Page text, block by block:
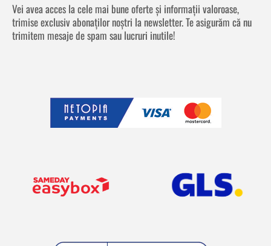
Vei avea acces la cele mai bune oferte și informații valoroase,
trimise exclusiv abonaților noștri la newsletter. Te asigurăm că nu
trimitem mesaje de spam sau lucruri inutile!